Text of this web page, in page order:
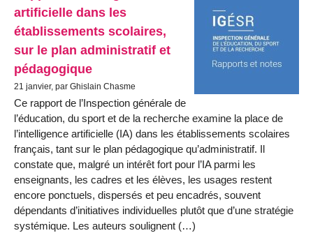
artificielle dans les
établissements scolaires,
sur le plan administratif et
pédagogique
21 janvier, par Ghislain Chasme
Ce rapport de l’Inspection générale de
l’éducation, du sport et de la recherche examine la place de
l’intelligence artificielle (IA) dans les établissements scolaires
français, tant sur le plan pédagogique qu’administratif. Il
constate que, malgré un intérêt fort pour l’IA parmi les
enseignants, les cadres et les élèves, les usages restent
encore ponctuels, dispersés et peu encadrés, souvent
dépendants d’initiatives individuelles plutôt que d’une stratégie
systémique. Les auteurs soulignent (…)